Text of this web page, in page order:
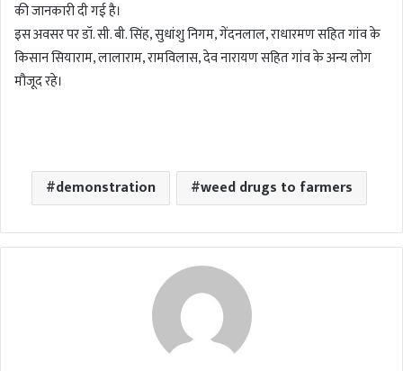
की जानकारी दी गई है।
इस अवसर पर डॉ. सी. बी. सिंह, सुधांशु निगम, गेंदनलाल, राधारमण सहित गांव के
किसान सियाराम, लालाराम, रामविलास, देव नारायण सहित गांव के अन्य लोग
मौजूद रहे।
demonstration weed drugs to farmers